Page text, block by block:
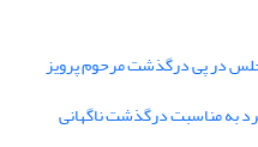
در پی درگذشت مرحوم پرویز
به مناسبت درگذشت ناگهانی